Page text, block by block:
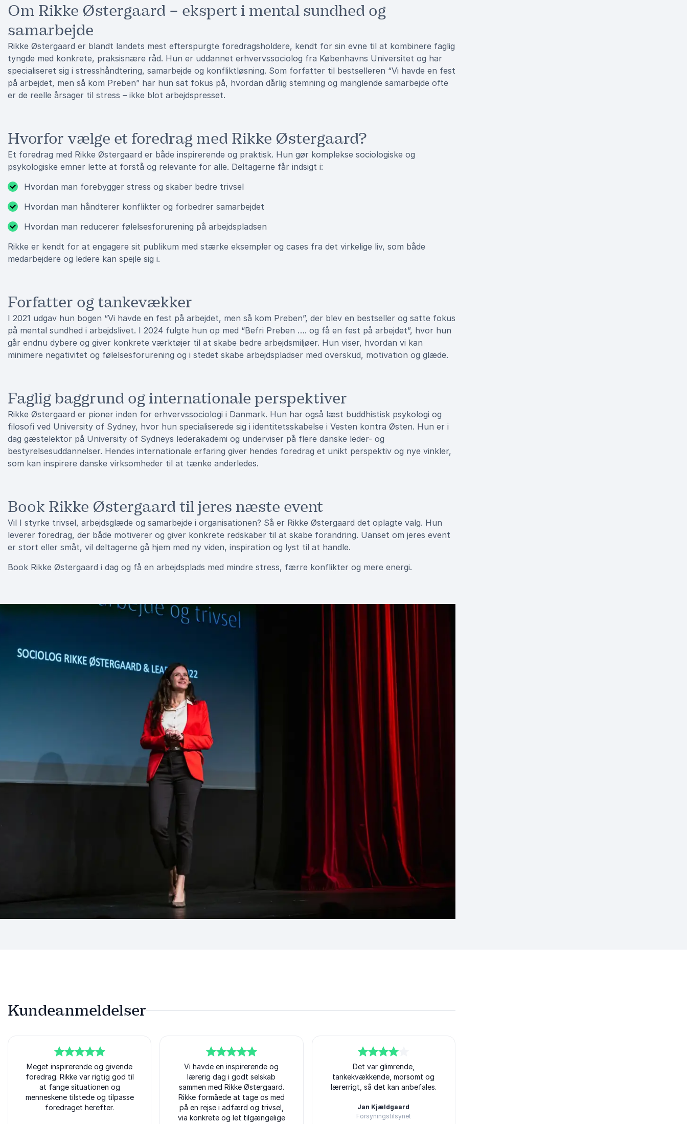
Om Rikke Østergaard – ekspert i mental sundhed og
samarbejde
Rikke Østergaard er blandt landets mest efterspurgte foredragsholdere, kendt for sin evne til at kombinere faglig
tyngde med konkrete, praksisnære råd. Hun er uddannet erhvervssociolog fra Københavns Universitet og har
specialiseret sig i stresshåndtering, samarbejde og konfliktløsning. Som forfatter til bestselleren “Vi havde en fest
på arbejdet, men så kom Preben” har hun sat fokus på, hvordan dårlig stemning og manglende samarbejde ofte
er de reelle årsager til stress – ikke blot arbejdspresset.
Hvorfor vælge et foredrag med Rikke Østergaard?
Et foredrag med Rikke Østergaard er både inspirerende og praktisk. Hun gør komplekse sociologiske og
psykologiske emner lette at forstå og relevante for alle. Deltagerne får indsigt i:
Hvordan man forebygger stress og skaber bedre trivsel
Hvordan man håndterer konflikter og forbedrer samarbejdet
Hvordan man reducerer følelsesforurening på arbejdspladsen
Rikke er kendt for at engagere sit publikum med stærke eksempler og cases fra det virkelige liv, som både
medarbejdere og ledere kan spejle sig i.
Forfatter og tankevækker
I 2021 udgav hun bogen “Vi havde en fest på arbejdet, men så kom Preben”, der blev en bestseller og satte fokus
på mental sundhed i arbejdslivet. I 2024 fulgte hun op med “Befri Preben …. og få en fest på arbejdet”, hvor hun
går endnu dybere og giver konkrete værktøjer til at skabe bedre arbejdsmiljøer. Hun viser, hvordan vi kan
minimere negativitet og følelsesforurening og i stedet skabe arbejdspladser med overskud, motivation og glæde.
Faglig baggrund og internationale perspektiver
Rikke Østergaard er pioner inden for erhvervssociologi i Danmark. Hun har også læst buddhistisk psykologi og
filosofi ved University of Sydney, hvor hun specialiserede sig i identitetsskabelse i Vesten kontra Østen. Hun er i
dag gæstelektor på University of Sydneys lederakademi og underviser på flere danske leder- og
bestyrelsesuddannelser. Hendes internationale erfaring giver hendes foredrag et unikt perspektiv og nye vinkler,
som kan inspirere danske virksomheder til at tænke anderledes.
Book Rikke Østergaard til jeres næste event
Vil I styrke trivsel, arbejdsglæde og samarbejde i organisationen? Så er Rikke Østergaard det oplagte valg. Hun
leverer foredrag, der både motiverer og giver konkrete redskaber til at skabe forandring. Uanset om jeres event
er stort eller småt, vil deltagerne gå hjem med ny viden, inspiration og lyst til at handle.
Book Rikke Østergaard i dag og få en arbejdsplads med mindre stress, færre konflikter og mere energi.
Kundeanmeldelser
5ud af5
Meget inspirerende og givende
foredrag. Rikke var rigtig god til
at fange situationen og
menneskene tilstede og tilpasse
foredraget herefter.
ud af5
Vi havde en inspirerende og
lærerig dag i godt selskab
sammen med Rikke Østergaard.
Rikke formåede at tage os med
på en rejse i adfærd og trivsel,
via konkrete og let tilgængelige
ud af5
Det var glimrende,
tankekvækkende, morsomt og
lærerrigt, så det kan anbefales.
Jan Kjældgaard
Forsyningstilsynet